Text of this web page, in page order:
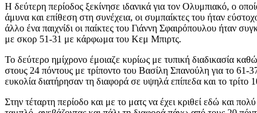
Η δεύτερη περίοδος ξεκίνησε ιδανικά για τον Ολυμπιακό, ο
άμυνα και επίθεση στη συνέχεια, οι συμπαίκτες του ήταν
άλλο ένα παιχνίδι οι παίκτες του Γιάννη Σφαιρόπουλου ήταν
με σκορ 51-31 με κάρφωμα του Κεμ Μπιρτς.
Το δεύτερο ημίχρονο έμοιαζε κυρίως με τυπική διαδικασία
στους 24 πόντους με τρίποντο του Βασίλη Σπανούλη για το 61-
ευκολία διατήρησαν τη διαφορά σε υψηλά επίπεδα και το τρίτο
Στην τέταρτη περίοδο και με το ματς να έχει κριθεί εδώ και